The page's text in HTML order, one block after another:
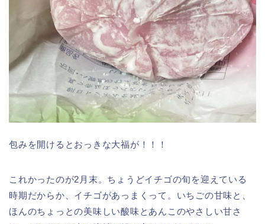
包みを開けるとおっきな大福が！！！
これかったのが2月末。ちょうどイチゴの旬を迎えている
時期だからか、イチゴがあっまくって。いちごの甘味と、
ほんのちょっとの美味しい酸味とあんこのやさしい甘さ